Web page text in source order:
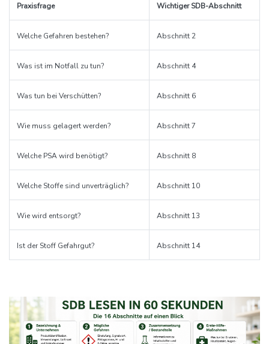
Praxisfrage Wichtiger SDB-Abschnitt
Welche Gefahren bestehen? Abschnitt 2
Was ist im Notfall zu tun? Abschnitt 4
Was tun bei Verschütten? Abschnitt 6
Wie muss gelagert werden? Abschnitt 7
Welche PSA wird benötigt? Abschnitt 8
Welche Stoffe sind unverträglich? Abschnitt 10
Wie wird entsorgt? Abschnitt 13
Ist der Stoff Gefahrgut? Abschnitt 14